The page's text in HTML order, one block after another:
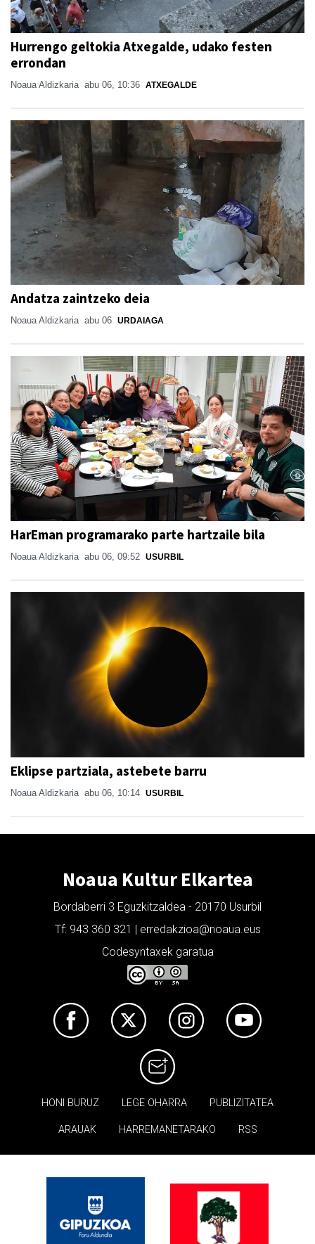
Hurrengo geltokia Atxegalde, udako festen
errondan
Noaua Aldizkaria abu 06, 10:36 ATXEGALDE
Andatza zaintzeko deia
Noaua Aldizkaria abu 06 URDAIAGA
HarEman programarako parte hartzaile bila
Noaua Aldizkaria abu 06, 09:52 USURBIL
Eklipse partziala, astebete barru
Noaua Aldizkaria abu 06, 10:14 USURBIL
Noaua Kultur Elkartea
Bordaberri 3 Eguzkitzaldea - 20170 Usurbil
Tf: 943 360 321 | erredakzioa@noaua.eus
Codesyntaxek garatua
HONI BURUZ LEGE OHARRA PUBLIZITATEA
ARAUAK HARREMANETARAKO RSS